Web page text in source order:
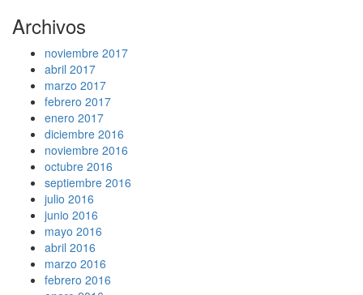
Archivos
noviembre 2017
abril 2017
marzo 2017
febrero 2017
enero 2017
diciembre 2016
noviembre 2016
octubre 2016
septiembre 2016
julio 2016
junio 2016
mayo 2016
abril 2016
marzo 2016
febrero 2016